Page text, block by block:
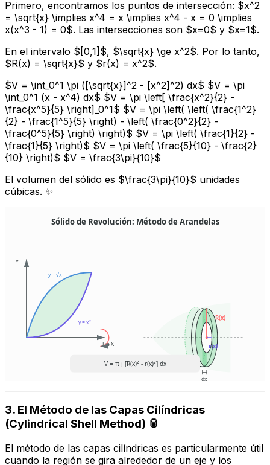
Primero, encontramos los puntos de intersección: $x^2
= \sqrt{x} \implies x^4 = x \implies x^4 - x = 0 \implies
x(x^3 - 1) = 0$. Las intersecciones son $x=0$ y $x=1$.
En el intervalo $[0,1]$, $\sqrt{x} \ge x^2$. Por lo tanto,
$R(x) = \sqrt{x}$ y $r(x) = x^2$.
$V = \int_0^1 \pi ([\sqrt{x}]^2 - [x^2]^2) dx$ $V = \pi
\int_0^1 (x - x^4) dx$ $V = \pi \left[ \frac{x^2}{2} -
\frac{x^5}{5} \right]_0^1$ $V = \pi \left( \left( \frac{1^2}
{2} - \frac{1^5}{5} \right) - \left( \frac{0^2}{2} -
\frac{0^5}{5} \right) \right)$ $V = \pi \left( \frac{1}{2} -
\frac{1}{5} \right)$ $V = \pi \left( \frac{5}{10} - \frac{2}
{10} \right)$ $V = \frac{3\pi}{10}$
El volumen del sólido es $\frac{3\pi}{10}$ unidades
cúbicas. ✨
Sólido de Revolución: Método de Arandelas
Eje X
Y
y = √x
y = x²
R(x)
r(x)
dx
V = π ∫ [R(x)² - r(x)²] dx
3. El Método de las Capas Cilíndricas
(Cylindrical Shell Method) 🥫
El método de las capas cilíndricas es particularmente útil
cuando la región se gira alrededor de un eje y los